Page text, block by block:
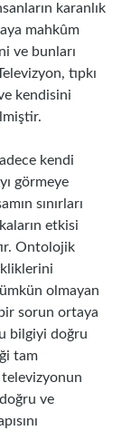
karanlık
mahkûm
ve bunları
tıpkı
kendisini
kendi
görmeye
sınırları
etkisi
Ontolojik
olmayan
sorun ortaya
bilgiyi doğru
tam
televizyonun
ve